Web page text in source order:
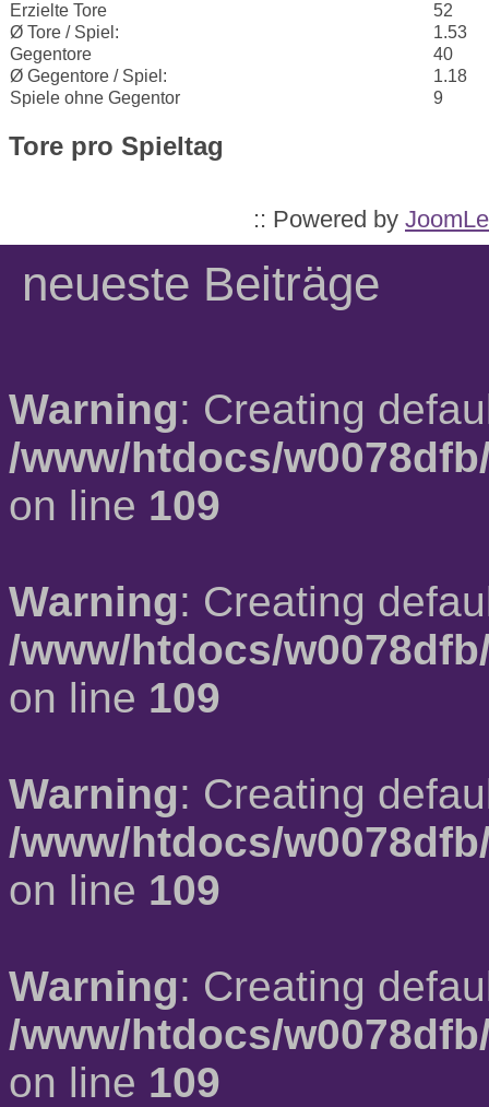
Erzielte Tore
52
Ø Tore / Spiel:
1.53
Gegentore
40
Ø Gegentore / Spiel:
1.18
Spiele ohne Gegentor
9
Tore pro Spieltag
:: Powered by
neueste Beiträge
Warning: Creating
/www/htdocs/
on line 109
Warning: Creating
/www/htdocs/
on line 109
Warning: Creating
/www/htdocs/
on line 109
Warning: Creating
/www/htdocs/
on line 109